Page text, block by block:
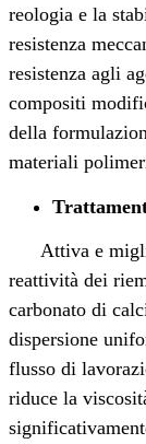
reologia e la
resistenza
resistenza agli
compositi
della
materiali
Attiva e
reattività dei
carbonato di
dispersione
flusso di
riduce la